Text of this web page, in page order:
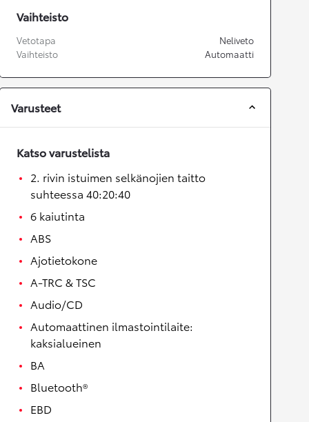
Vaihteisto
Vetotapa
Neliveto
Vaihteisto
Automaatti
Varusteet
Katso varustelista
2. rivin istuimen selkänojien taitto
suhteessa 40:20:40
6 kaiutinta
ABS
Ajotietokone
A-TRC & TSC
Audio/CD
Automaattinen ilmastointilaite:
kaksialueinen
BA
Bluetooth®
EBD